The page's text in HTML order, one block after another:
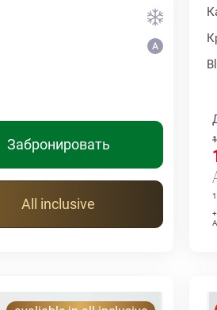
Забронировать
All inclusive